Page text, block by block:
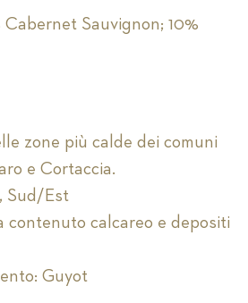
Sauvignon; 10%
zone più calde dei comuni
e Cortaccia.
Sud/Est
contenuto calcareo e depositi
Guyot